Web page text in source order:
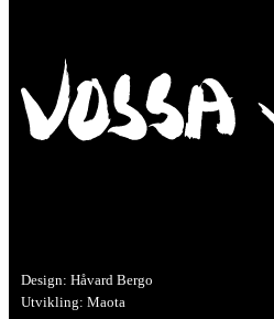
Design: Håvard Bergo
Utvikling: Maota